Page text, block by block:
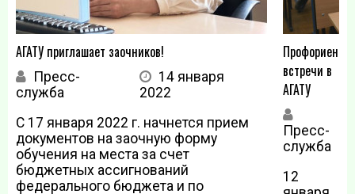
АГАТУ приглашает заочников!
Пресс-
служба
14 января
2022
С 17 января 2022 г. начнется прием
документов на заочную форму
обучения на места за счет
бюджетных ассигнований
федерального бюджета и по
встречи в
АГАТУ
Пресс-
служба
12